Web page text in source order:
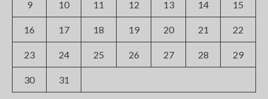
9 10 11 12 13 14 15
16 17 18 19 20 21 22
23 24 25 26 27 28 29
30 31